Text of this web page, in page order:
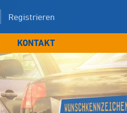
Registrieren
KONTAKT